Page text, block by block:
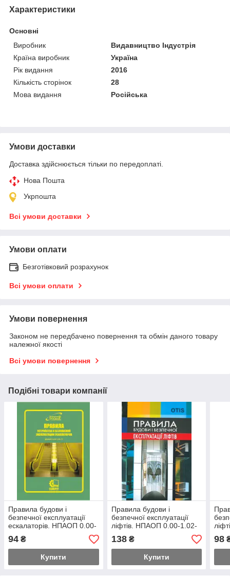
Характеристики
Основні
Виробник
Видавництво Індустрія
Країна виробник
Україна
Рік видання
2016
Кількість сторінок
28
Мова видання
Російська
Умови доставки
Доставка здійснюється тільки по передоплаті.
Нова Пошта
Укрпошта
Всі умови доставки
Умови оплати
Безготівковий розрахунок
Всі умови оплати
Умови повернення
Законом не передбачено повернення та обмін даного товару
належної якості
Всі умови повернення
Подібні товари компанії
Правила будови і
безпечної експлуатації
ескалаторів. НПАОП 0.00-
1.06-77
94 ₴
Купити
Правила будови і
безпечної експлуатації
ліфтів. НПАОП 0.00-1.02-
08
138₴
Купити
98